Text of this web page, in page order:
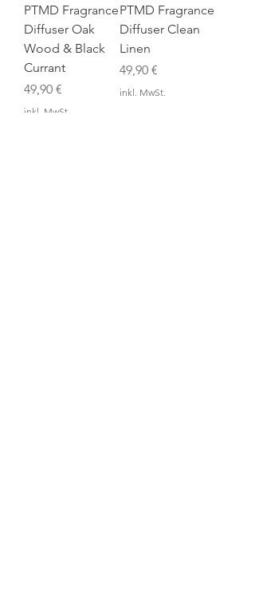
PTMD Fragrance
Diffuser Oak
Wood & Black
Currant
Preis
49,90 €
inkl. MwSt.
PTMD Fragrance
Diffuser Clean
Linen
Preis
49,90 €
inkl. MwSt.